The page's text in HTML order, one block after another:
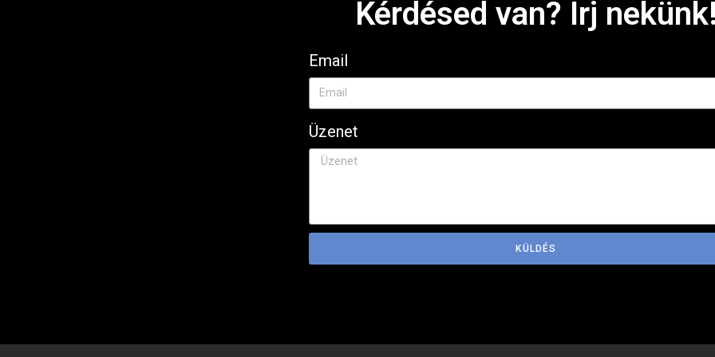
Kérdésed van? Írj
Email
Üzenet
KÜLDÉS